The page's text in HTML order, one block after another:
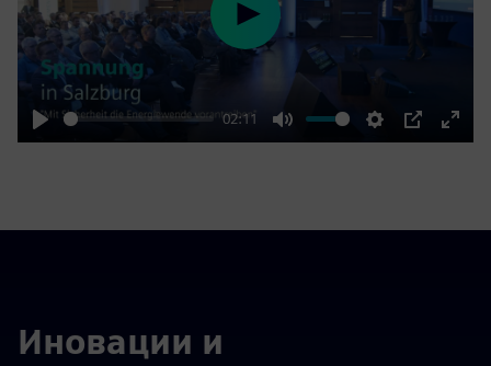
Play
02:11
Mute Settings
PIP
Enter
Play
Иновации и